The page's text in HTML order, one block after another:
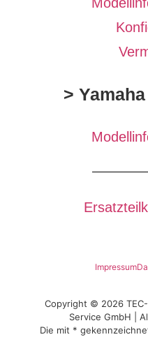
>
Copyright © 2026 TEC-
Service GmbH |
Die mit *
Impressum